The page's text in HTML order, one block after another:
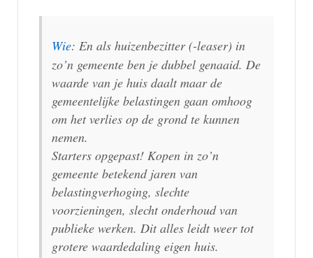
Wie: En als huizenbezitter (-leaser) in
zo’n gemeente ben je dubbel genaaid. De
waarde van je huis daalt maar de
gemeentelijke belastingen gaan omhoog
om het verlies op de grond te kunnen
nemen.
Starters opgepast! Kopen in zo’n
gemeente betekend jaren van
belastingverhoging, slechte
voorzieningen, slecht onderhoud van
publieke werken. Dit alles leidt weer tot
grotere waardedaling eigen huis.